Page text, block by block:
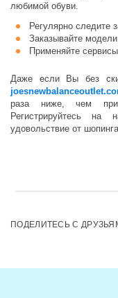
любимой обуви.
Регулярно следите
Заказывайте
Применяйте
Даже если Вы без
раза ниже, чем при
Регистрируйтесь
удовольствие от
ПОДЕЛИТЕСЬ С